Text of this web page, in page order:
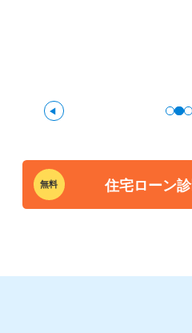
無料 住宅ローン